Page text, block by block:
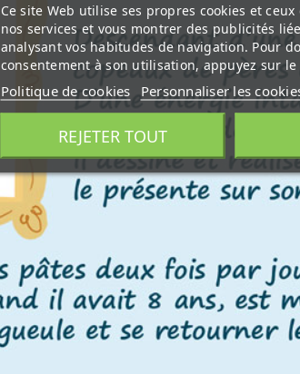
Ce site Web utilise ses propres cookies et
nos services et vous montrer des publicités
analysant vos habitudes de navigation. Pour
consentement à son utilisation, appuyez sur le
Politique de cookies Personnaliser les
REJETER TOUT